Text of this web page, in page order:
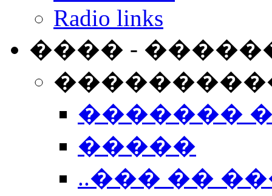
Radio links
���� -
�������
�����
..��� ��